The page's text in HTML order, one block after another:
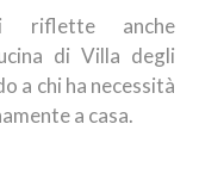
riflette anche
di Villa degli
a chi ha necessità
a casa.